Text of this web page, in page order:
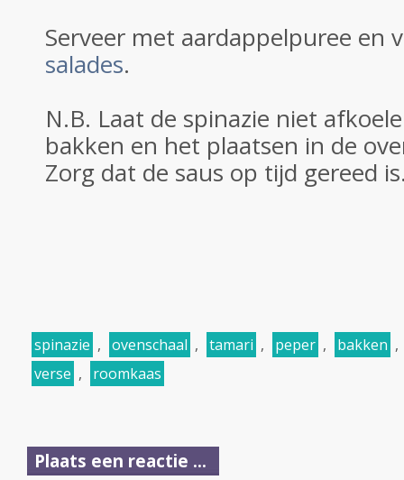
Serveer met aardappelpuree en
salades.
N.B. Laat de spinazie niet
bakken en het plaatsen in de
Zorg dat de saus op tijd gereed
spinazie , ovenschaal , tamari , peper , bakken ,
verse , roomkaas
Plaats een reactie ...